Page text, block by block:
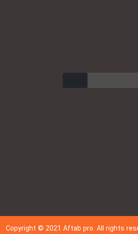
Copyright © 202 1Aftab pro. All rights